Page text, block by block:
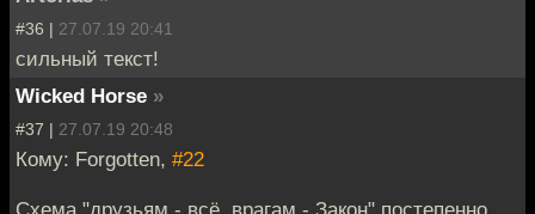
#36 | 27.07.19 20:41
сильный текст!
Wicked Horse »
#37 | 27.07.19 20:48
Кому: Forgotten, #22